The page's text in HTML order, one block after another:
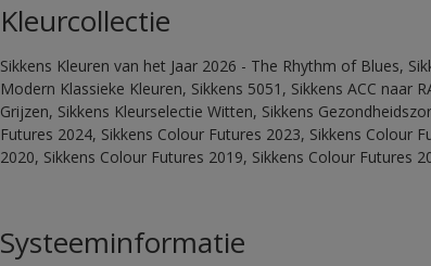
Kleurcollectie
Sikkens Kleuren van het Jaar 2026 - The Rhythm of Blues,
Modern Klassieke Kleuren, Sikkens 5051, Sikkens ACC naar
Grijzen, Sikkens Kleurselectie Witten, Sikkens
Futures 2024, Sikkens Colour Futures 2023, Sikkens Colour
2020, Sikkens Colour Futures 2019, Sikkens Colour Futures
Systeeminformatie